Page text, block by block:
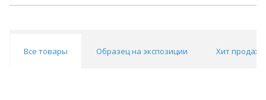
Все товары Образец на экспозиции Хит продаж